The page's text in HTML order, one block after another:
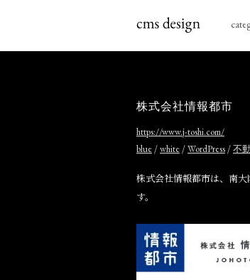
株式会社情報都市
https://www.j-toshi.com/
blue /white /WordPress /不
株式会社情報都市は、南
す。